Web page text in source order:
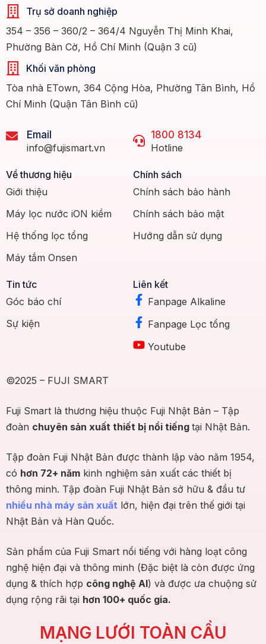
Trụ sở doanh nghiệp
354 – 356 – 360/2 – 364/4 Nguyễn Thị Minh Khai,
Phường Bàn Cờ, Hồ Chí Minh (Quận 3 cũ)
Khối văn phòng
Tòa nhà ETown, 364 Cộng Hòa, Phường Tân Bình, Hồ
Chí Minh (Quận Tân Bình cũ)
1800 8134
Hotline
Email
info@fujismart.vn
Về thương hiệu
Giới thiệu
Máy lọc nước iON kiềm
Hệ thống lọc tổng
Máy tắm Onsen
Chính sách
Chính sách bảo hành
Chính sách bảo mật
Hướng dẫn sử dụng
Tin tức
Góc báo chí
Sự kiện
Liên kết
Fanpage Alkaline
Fanpage Lọc tổng
Youtube
©2025 – FUJI SMART
Fuji Smart là thương hiệu thuộc Fuji Nhật Bản – Tập
đoàn chuyên sản xuất thiết bị nổi tiếng tại Nhật Bản.
Tập đoàn Fuji Nhật Bản được thành lập vào năm 1954,
có hơn 72+ năm kinh nghiệm sản xuất các thiết bị
thông minh. Tập đoàn Fuji Nhật Bản sở hữu & đầu tư
nhiều nhà máy sản xuất lớn, hiện đại trên thế giới tại
Nhật Bản và Hàn Quốc.
Sản phẩm của Fuji Smart nổi tiếng với hàng loạt công
nghệ hiện đại và thông minh (Đặc biệt là còn được ứng
dụng & thích hợp công nghệ AI) và được ưa chuộng sử
dụng rộng rãi tại hơn 100+ quốc gia.
MẠNG LƯỚI TOÀN CẦU